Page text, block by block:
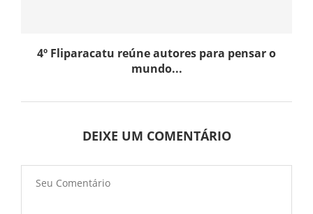
4º Fliparacatu reúne autores para pensar o
mundo...
DEIXE UM COMENTÁRIO